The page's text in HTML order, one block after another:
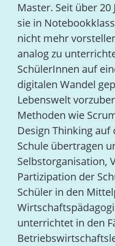
Master. Seit über
sie in
nicht mehr
analog zu
SchülerInnen auf
digitalen Wandel
Lebenswelt
Methoden wie
Design Thinking auf
Schule übertragen
Selbstorganisation,
Partizipation der
Schüler in den
unterrichtet in den